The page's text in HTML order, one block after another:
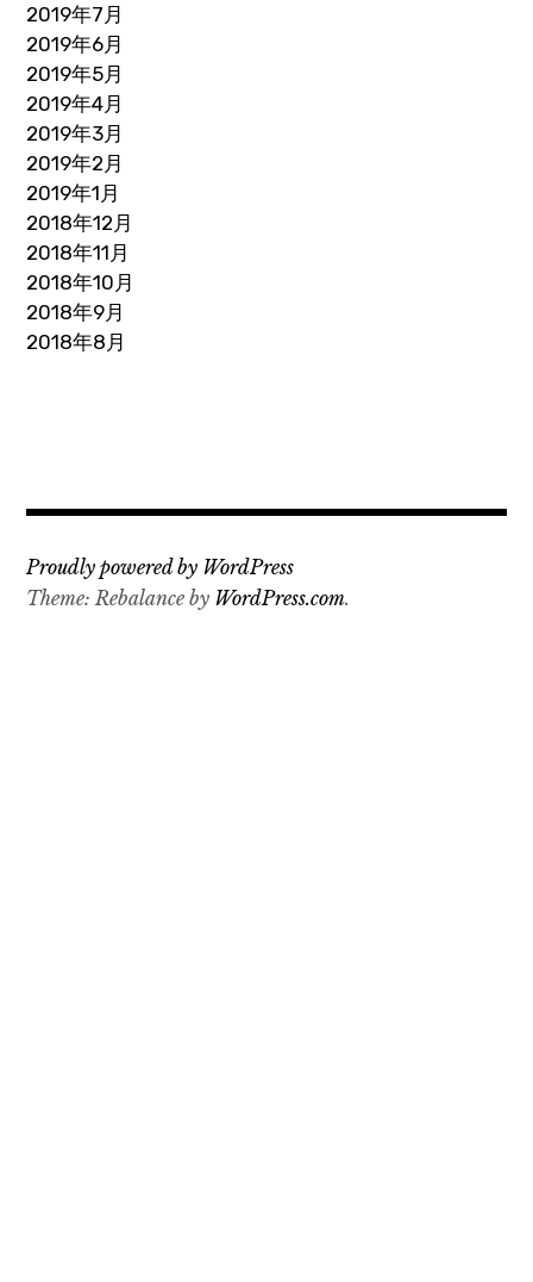
2019年7月
2019年6月
2019年5月
2019年4月
2019年3月
2019年2月
2019年1月
2018年12月
2018年11月
2018年10月
2018年9月
2018年8月
Proudly powered by WordPress
Theme: Rebalance by WordPress.com.